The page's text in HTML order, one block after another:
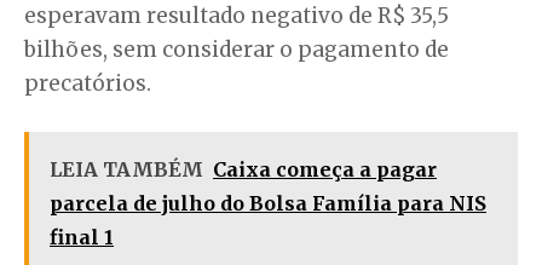
esperavam resultado negativo de R$ 35,5
bilhões, sem considerar o pagamento de
precatórios.
LEIA TAMBÉM Caixa começa a pagar
parcela de julho do Bolsa Família para NIS
final 1